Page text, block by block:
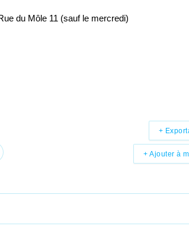
du Môle 11 (sauf le mercredi)
+ Ajouter à
+